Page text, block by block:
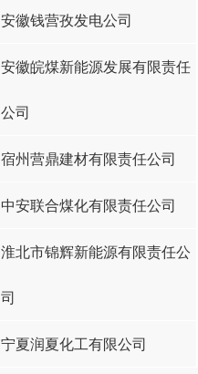
安徽钱营孜发电公司
安徽皖煤新能源发展有限责任
公司
宿州营鼎建材有限责任公司
中安联合煤化有限责任公司
淮北市锦辉新能源有限责任公
司
宁夏润夏化工有限公司